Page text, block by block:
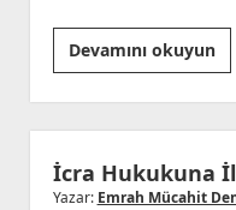
Devamını okuyun
İcra Hukukuna
Yazar: Emrah Mücahit